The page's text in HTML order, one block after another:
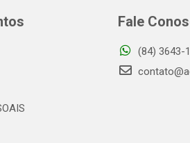
Fale
(84) 3643-